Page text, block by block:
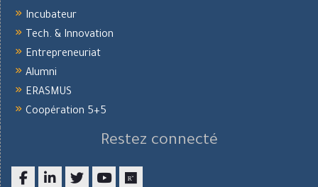
Incubateur
Tech. & Innovation
Entrepreneuriat
Alumni
ERASMUS
Coopération 5+5
Restez connecté